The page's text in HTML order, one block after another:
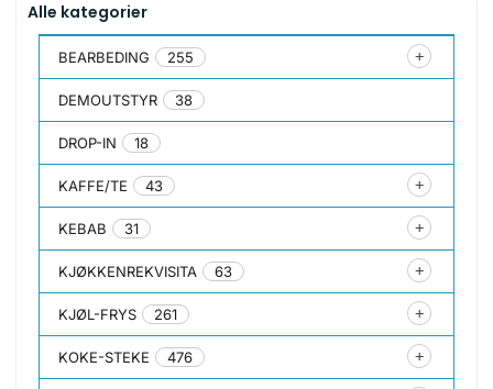
Alle kategorier
BEARBEDING 255
DEMOUTSTYR 38
DROP-IN 18
KAFFE/TE 43
KEBAB 31
KJØKKENREKVISITA 63
KJØL-FRYS 261
KOKE-STEKE 476